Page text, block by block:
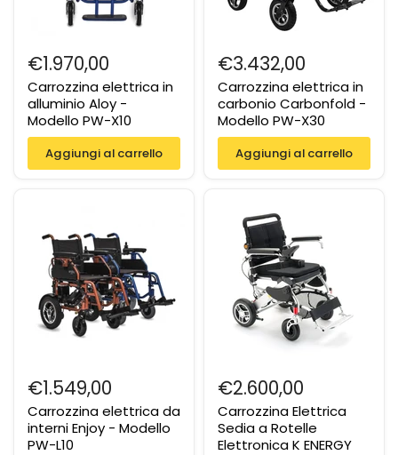
€1.970,00
Carrozzina elettrica in
alluminio Aloy -
Modello PW-X10
Aggiungi al carrello
€3.432,00
Carrozzina elettrica in
carbonio Carbonfold -
Modello PW-X30
Aggiungi al carrello
€1.549,00
Carrozzina elettrica da
interni Enjoy - Modello
PW-L10
€2.600,00
Carrozzina Elettrica
Sedia a Rotelle
Elettronica K ENERGY